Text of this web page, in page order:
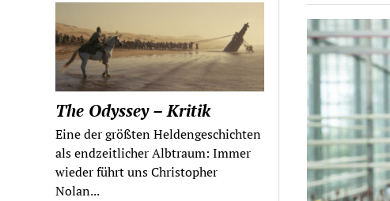
The Odyssey – Kritik
Eine der größten Heldengeschichten
als endzeitlicher Albtraum: Immer
wieder führt uns Christopher
Nolan...